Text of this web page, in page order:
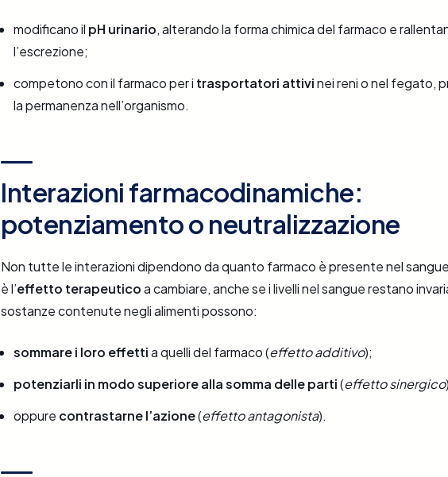
modificano il pH urinario, alterando la forma chimica del farmaco e
l’escrezione;
competono con il farmaco per i trasportatori attivinei reni o nel fegato,
la permanenza nell’organismo.
Interazioni farmacodinamiche:
potenziamento o neutralizzazione
Non tutte le interazioni dipendono da quanto farmaco è presente nel
è l’effetto terapeuticoa cambiare, anche se i livelli nel sangue restano
sostanze contenute negli alimenti possono:
sommare i loro effettia quelli del farmaco (effetto additivo);
potenziarli in modo superiore alla somma delle parti(effetto sinergico
oppure contrastarne l’azione(effetto antagonista).